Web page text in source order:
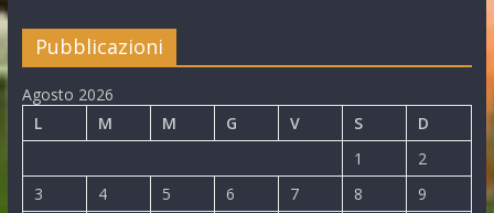
Pubblicazioni
Agosto 2026
L
M M G V S
D
1
2
3
4 5 6 7 8 9